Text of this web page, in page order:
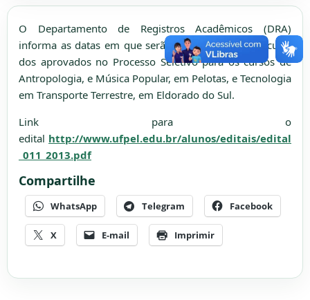
O Departamento de Registros Acadêmicos (DRA)
informa as datas em que serão realizadas as matrículas
dos aprovados no Processo Seletivo para os cursos de
Antropologia, e Música Popular, em Pelotas, e Tecnologia
em Transporte Terrestre, em Eldorado do Sul.
Link para o
edital http://www.ufpel.edu.br/alunos/editais/edital
_011_2013.pdf
Compartilhe
WhatsApp Telegram Facebook
X E-mail Imprimir